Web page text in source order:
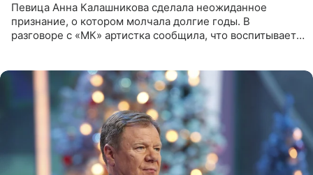
Певица Анна Калашникова сделала неожиданное
признание, о котором молчала долгие годы. В
разговоре с «МК» артистка сообщила, что воспитывает